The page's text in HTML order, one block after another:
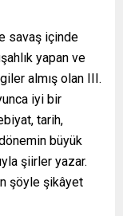
savaş içinde
yapan ve
almış olan III.
iyi bir
tarih,
büyük
şiirler yazar.
şöyle şikâyet